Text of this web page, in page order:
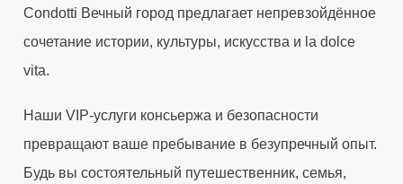
Condotti Вечный город предлагает непревзойдённое
сочетание истории, культуры, искусства и la dolce
vita.
Наши VIP-услуги консьержа и безопасности
превращают ваше пребывание в безупречный опыт.
Будь вы состоятельный путешественник, семья,